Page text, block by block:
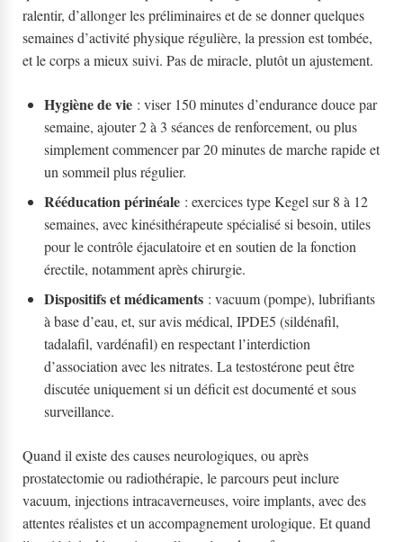
ralentir, d’allonger les préliminaires et de se donner quelques
semaines d’activité physique régulière, la pression est tombée,
et le corps a mieux suivi. Pas de miracle, plutôt un ajustement.
Hygiène de vie : viser 150 minutes d’endurance douce par
semaine, ajouter 2 à 3 séances de renforcement, ou plus
simplement commencer par 20 minutes de marche rapide et
un sommeil plus régulier.
Rééducation périnéale : exercices type Kegel sur 8 à 12
semaines, avec kinésithérapeute spécialisé si besoin, utiles
pour le contrôle éjaculatoire et en soutien de la fonction
érectile, notamment après chirurgie.
Dispositifs et médicaments : vacuum (pompe), lubrifiants
à base d’eau, et, sur avis médical, IPDE5 (sildénafil,
tadalafil, vardénafil) en respectant l’interdiction
d’association avec les nitrates. La testostérone peut être
discutée uniquement si un déficit est documenté et sous
surveillance.
Quand il existe des causes neurologiques, ou après
prostatectomie ou radiothérapie, le parcours peut inclure
vacuum, injections intracaverneuses, voire implants, avec des
attentes réalistes et un accompagnement urologique. Et quand